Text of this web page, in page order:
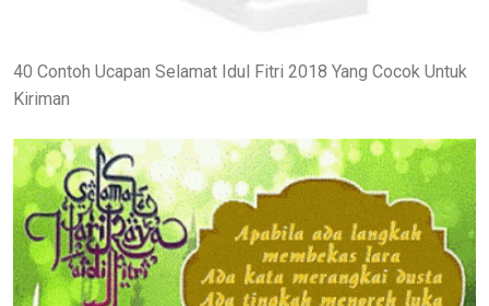
40 Contoh Ucapan Selamat Idul Fitri 2018 Yang Cocok Untuk
Kiriman